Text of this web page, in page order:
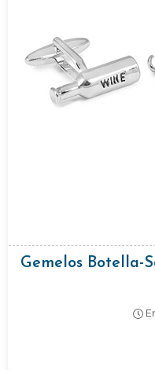
Gemelos Botella-